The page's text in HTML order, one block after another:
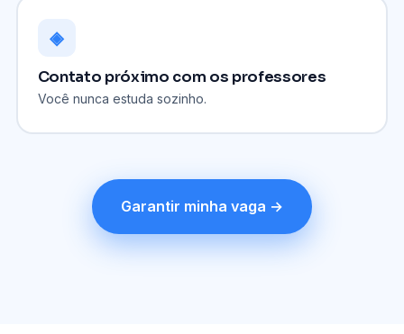
◈
Contato próximo com os professores
Você nunca estuda sozinho.
Garantir minha vaga →